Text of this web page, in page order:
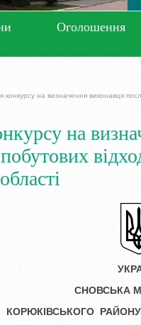
Оголошення
на визначення виконавця
на
СНОВСЬКА
КОРЮКІВСЬКОГО РАЙОНУ